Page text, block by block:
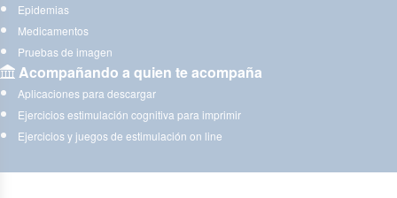
Epidemias
Medicamentos
Pruebas de imagen
Acompañando a quien te acompaña
Aplicaciones para descargar
Ejercicios estimulación cognitiva para imprimir
Ejercicios y juegos de estimulación on line